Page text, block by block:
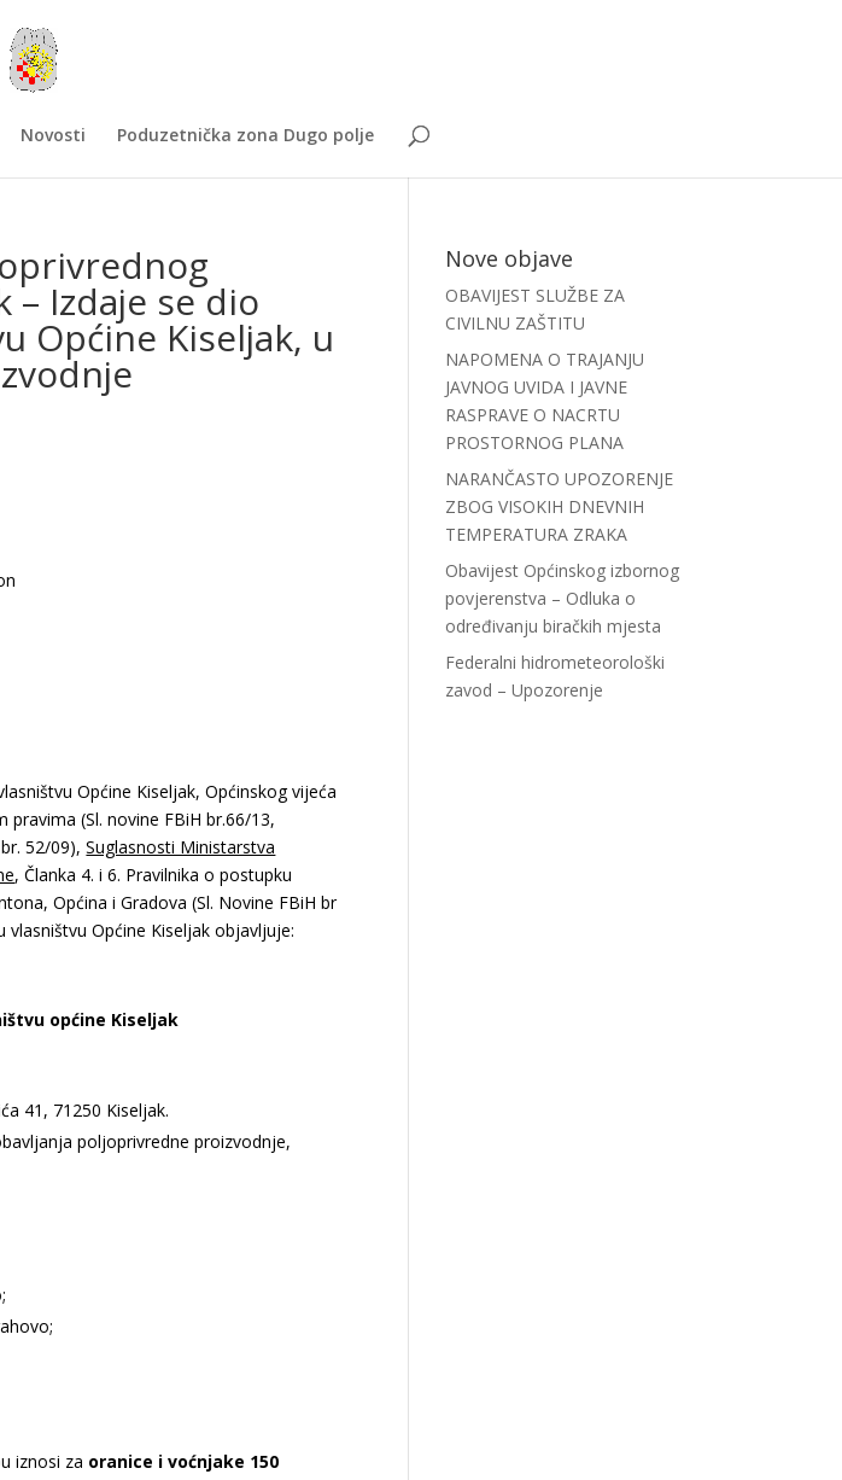
Novosti Poduzetnička zona Dugo polje
Izdaje se dio
Općine Kiseljak, u
Općine Kiseljak, Općinskog vijeća
pravima (Sl. novine FBiH br.66/13,
br. 52/09),Suglasnosti Ministarstva
, Članka 4. i 6. Pravilnika o postupku
Općina i Gradova (Sl. Novine FBiH br
Općine Kiseljak objavljuje:
općine Kiseljak
41, 71250 Kiseljak.
poljoprivredne proizvodnje,
iznosi za oranice i voćnjake 150
Nove objave
OBAVIJEST SLUŽBE ZA
CIVILNU ZAŠTITU
NAPOMENA O TRAJANJU
JAVNOG UVIDA I JAVNE
RASPRAVE O NACRTU
PROSTORNOG PLANA
NARANČASTO UPOZORENJE
ZBOG VISOKIH DNEVNIH
TEMPERATURA ZRAKA
Obavijest Općinskog izbornog
povjerenstva – Odluka o
određivanju biračkih mjesta
Federalni hidrometeorološki
zavod – Upozorenje